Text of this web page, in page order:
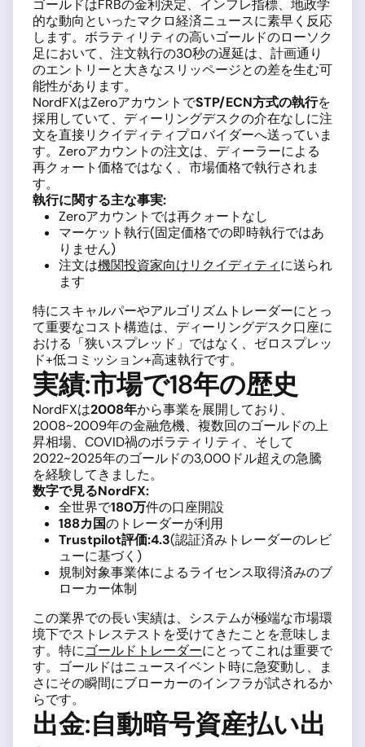
ゴールドはFRBの金利決定、インフレ指標、地政学
的な動向といったマクロ経済ニュースに素早く反応
します。ボラティリティの高いゴールドのローソク
足において、注文執行の30秒の遅延は、計画通り
のエントリーと大きなスリッページとの差を生む可
能性があります。
NordFXはZeroアカウントでSTP/ECN方式の執行を
採用していて、ディーリングデスクの介在なしに注
文を直接リクイディティプロバイダーへ送っていま
す。Zeroアカウントの注文は、ディーラーによる
再クォート価格ではなく、市場価格で執行されま
す。
執行に関する主な事実:
Zeroアカウントでは再クォートなし
マーケット執行(固定価格での即時執行ではあ
りません)
注文は機関投資家向けリクイディティに送られ
ます
特にスキャルパーやアルゴリズムトレーダーにとっ
て重要なコスト構造は、ディーリングデスク口座に
おける「狭いスプレッド」ではなく、ゼロスプレッ
ド+低コミッション+高速執行です。
実績:市場で18年の歴史
NordFXは2008年から事業を展開しており、
2008~2009年の金融危機、複数回のゴールドの上
昇相場、COVID禍のボラティリティ、そして
2022~2025年のゴールドの3,000ドル超えの急騰
を経験してきました。
数字で見るNordFX:
全世界で180万件の口座開設
188カ国のトレーダーが利用
Trustpilot評価:4.3(認証済みトレーダーのレビ
ューに基づく)
規制対象事業体によるライセンス取得済みのブ
ローカー体制
この業界での長い実績は、システムが極端な市場環
境下でストレステストを受けてきたことを意味しま
す。特にゴールドトレーダーにとってこれは重要で
す。ゴールドはニュースイベント時に急変動し、ま
さにその瞬間にブローカーのインフラが試されるか
らです。
出金:自動暗号資産払い出